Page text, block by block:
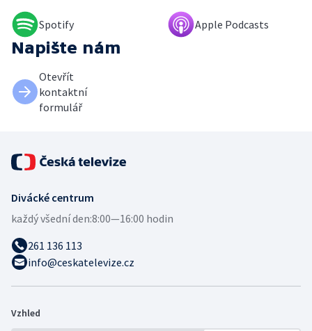
Spotify Apple Podcasts
Napište nám
Otevřít
kontaktní
formulář
Divácké centrum
každý všední den:8:00—16:00 hodin
261 136 113
info@ceskatelevize.cz
Vzhled